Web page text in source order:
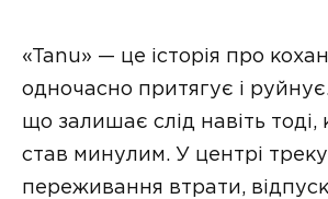
«Tanu» — це історія про
одночасно притягує і
що залишає слід навіть тоді,
став минулим. У центрі
переживання втрати,